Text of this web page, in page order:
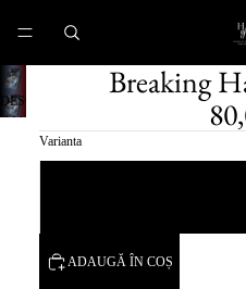
DESCHIDE
IMAGINEA
MODUL
Breaking
Varianta
ADAUGĂ ÎN COȘ